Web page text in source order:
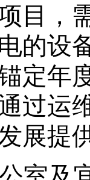
目，
的设
定年
过运
展提